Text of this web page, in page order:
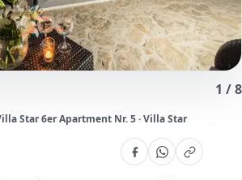
1 /8
Star 6er Apartment Nr. 5 · Villa Star